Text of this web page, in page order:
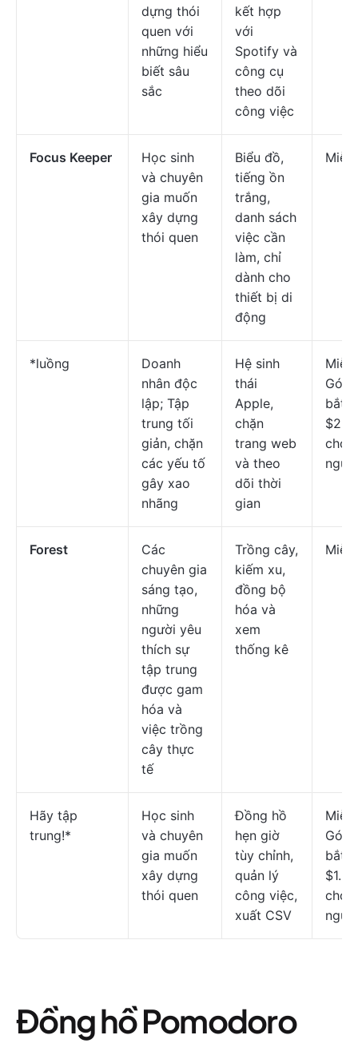
dựng thói
quen với
những hiểu
biết sâu
sắc
kết hợp
với
Spotify và
công cụ
theo dõi
công việc
Focus Keeper
Học sinh
và chuyên
gia muốn
xây dựng
thói quen
Biểu đồ,
tiếng ồn
trắng,
danh sách
việc cần
làm, chỉ
dành cho
thiết bị di
động
Miễn
*luồng
Doanh
nhân độc
lập; Tập
trung tối
giản, chặn
các yếu tố
gây xao
nhãng
Hệ sinh
thái
Apple,
chặn
trang web
và theo
dõi thời
gian
Miễn
Gói
bắt
cho
Forest
Các
chuyên gia
sáng tạo,
những
người yêu
thích sự
tập trung
được gam
hóa và
việc trồng
cây thực
tế
Trồng cây,
kiếm xu,
đồng bộ
hóa và
xem
thống kê
Miễn
Hãy tập
trung!*
Học sinh
và chuyên
gia muốn
xây dựng
thói quen
Đồng hồ
hẹn giờ
tùy chỉnh,
quản lý
công việc,
xuất CSV
Miễn
Gói
bắt
cho
Đồng hồ Pomodoro